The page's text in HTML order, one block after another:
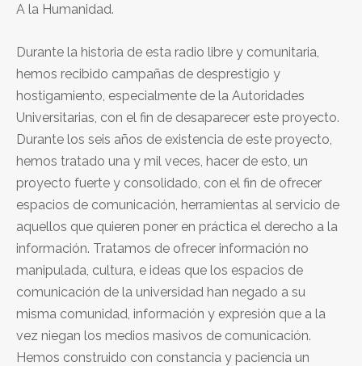
A la Humanidad.
Durante la historia de esta radio libre y comunitaria,
hemos recibido campañas de desprestigio y
hostigamiento, especialmente de la Autoridades
Universitarias, con el fin de desaparecer este proyecto.
Durante los seis años de existencia de este proyecto,
hemos tratado una y mil veces, hacer de esto, un
proyecto fuerte y consolidado, con el fin de ofrecer
espacios de comunicación, herramientas al servicio de
aquellos que quieren poner en práctica el derecho a la
información. Tratamos de ofrecer información no
manipulada, cultura, e ideas que los espacios de
comunicación de la universidad han negado a su
misma comunidad, información y expresión que a la
vez niegan los medios masivos de comunicación.
Hemos construido con constancia y paciencia un